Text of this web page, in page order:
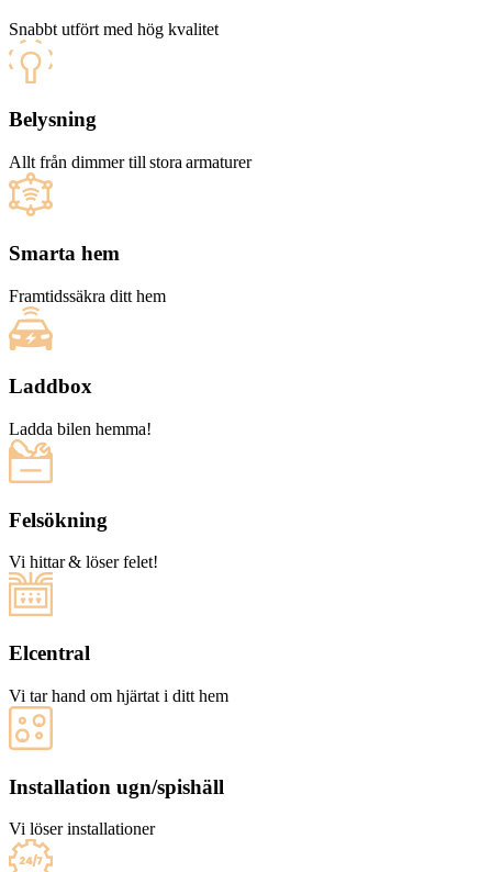
Snabbt utfört med hög kvalitet
Belysning
Allt från dimmer till stora armaturer
Smarta hem
Framtidssäkra ditt hem
Laddbox
Ladda bilen hemma!
Felsökning
Vi hittar & löser felet!
Elcentral
Vi tar hand om hjärtat i ditt hem
Installation ugn/spishäll
Vi löser installationer